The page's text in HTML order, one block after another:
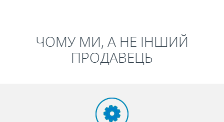
ЧОМУ МИ, А НЕ ІНШИЙ
ПРОДАВЕЦЬ